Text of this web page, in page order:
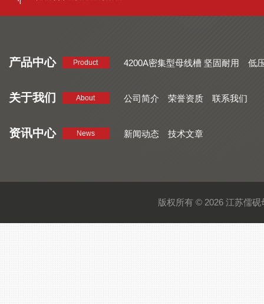
产品中心 Product 4200A密集型母线槽 坚固耐用
低
关于我们 About 公司简介 荣誉资质 联系我们
资讯中心 News 新闻动态 技术文章
版权所有 © 2026 江苏儒